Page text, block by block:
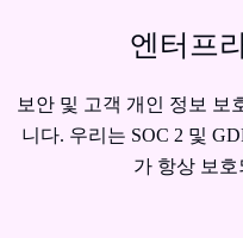
엔터프
보안 및 고객 개인 정보 보
니다. 우리는 SOC 2 및
가 항상 보